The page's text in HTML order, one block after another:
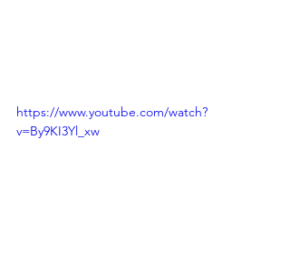
https://www.youtube.com/watch?
v=By9KI3Yl_xw